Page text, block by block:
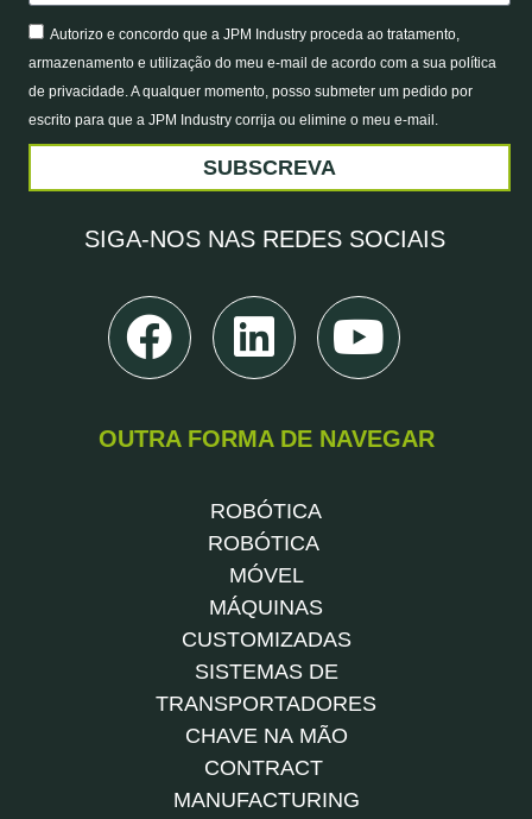
Autorizo e concordo que a JPM Industry proceda ao tratamento,
armazenamento e utilização do meu e-mail de acordo com a sua política
de privacidade. A qualquer momento, posso submeter um pedido por
escrito para que a JPM Industry corrija ou elimine o meu e-mail.
SUBSCREVA
SIGA-NOS NAS REDES SOCIAIS
OUTRA FORMA DE NAVEGAR
ROBÓTICA
ROBÓTICA
MÓVEL
MÁQUINAS
CUSTOMIZADAS
SISTEMAS DE
TRANSPORTADORES
CHAVE NA MÃO
CONTRACT
MANUFACTURING